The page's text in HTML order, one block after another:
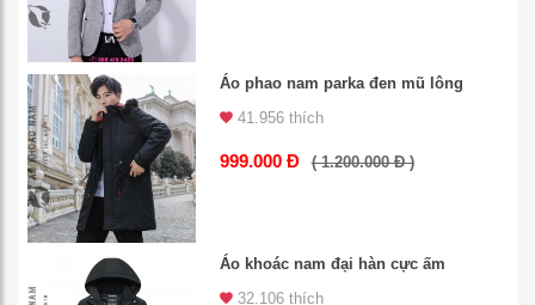
Áo phao nam parka đen mũ lông
41.956 thích
999.000 Đ ( 1.200.000 Đ )
Áo khoác nam đại hàn cực ấm
32.106 thích